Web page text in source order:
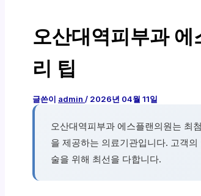
오산대역피부과
리 팁
글쓴이 admin / 2026년 04월 11일
오산대역피부과 에스플랜의원는 최
을 제공하는 의료기관입니다. 고객
술을 위해 최선을 다합니다.